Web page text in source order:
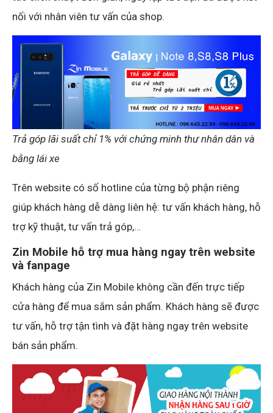
nối với nhân viên tư vấn của shop.
Trả góp lãi suất chỉ 1% với chứng minh thư nhân dân và
bằng lái xe
Trên website có số hotline của từng bộ phận riêng
giúp khách hàng dễ dàng liên hệ: tư vấn khách hàng, hỗ
trợ kỹ thuật, tư vấn trả góp,…
Zin Mobile hỗ trợ mua hàng ngay trên website
và fanpage
Khách hàng của Zin Mobile không cần đến trực tiếp
cửa hàng để mua sắm sản phẩm. Khách hàng sẽ được
tư vấn, hỗ trợ tận tình và đặt hàng ngay trên website
bán sản phẩm.